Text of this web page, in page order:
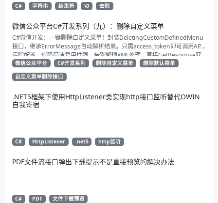
C# 字符串 结束符 \0 去除
微信公众平台C#开发系列（九）：删除自定义菜单
C#微信开发：一键删除自定义菜单！封装DeletingCustomDefinedMenu
接口，继承ErrorMessage自动解析结果。只需access_token即可调用API
清除配置。代码简洁复用性强，告别繁琐XML处理，直接GetResponse获
取状态。适合动态管理公众号的开发者，建议收藏备用！
微信公众平台 C#开发系列 删除自定义菜单
删除默认菜单
自定义菜单删除接口
.NET5框架下使用HttpListener类实现http接口监听替代OWIN
自我寄宿
C# HttpListener .net5 http监听
PDF文件流接口弹出下载提示不是直接预览的解决办法
C# PDF 文件下载预览